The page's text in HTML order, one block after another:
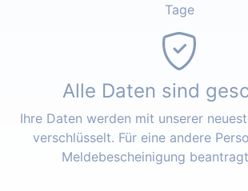
Tage
Alle Daten sind
Ihre Daten werden mit unserer
verschlüsselt. Für eine andere
Meldebescheinigung